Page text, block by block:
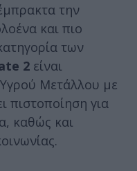
την
και πιο
των
2 είναι
Μετάλλου με
πιστοποίηση για
καθώς και